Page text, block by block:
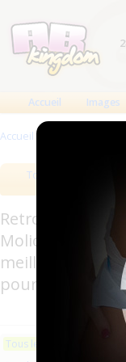
Accueil Images
Accueil >
Tous les produits
Retrouverez
Molicare,
meilleurs
pour
Tous les produits